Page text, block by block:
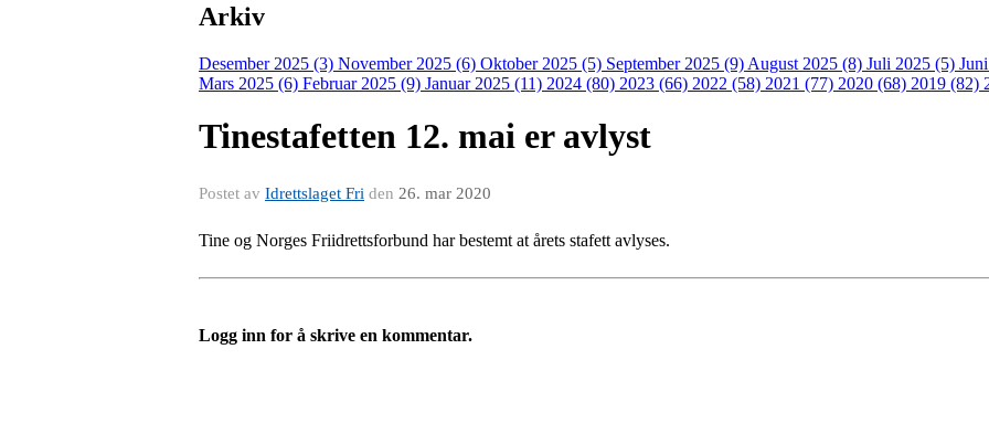
Arkiv
Desember 2025 (3) November 2025 (6) Oktober 2025 (5) September 2025 (9) August 2025 (8) Juli 2025 (5)
Mars 2025 (6) Februar 2025 (9) Januar 2025 (11) 2024 (80) 2023 (66) 2022 (58) 2021 (77) 2020 (68) 2019 (82)
Tinestafetten 12. mai er avlyst
Postet av Idrettslaget Fri den 26. mar 2020
Tine og Norges Friidrettsforbund har bestemt at årets stafett avlyses.
Logg inn for å skrive en kommentar.